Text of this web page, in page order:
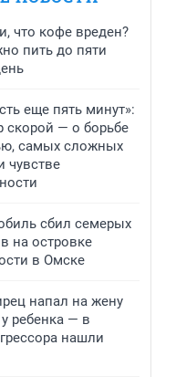
что кофе вреден?
пить до пяти
еще пять минут»:
скорой — о борьбе
самых сложных
чувстве
сбил семерых
на островке
в Омске
напал на жену
у ребенка — в
нашли